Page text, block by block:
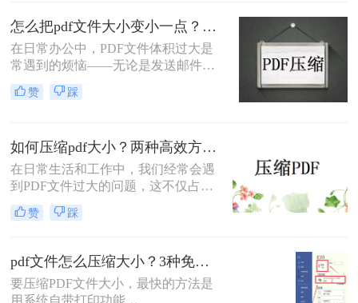
件的方法。
怎么把pdf文件大小变小一点？四种方法对比，一看就懂！
在日常办公中，PDF文件体积过大是
常遇到的烦恼——无论是发送邮件受
限于附件大小，还是上传系统提示文
件超限，都让人头疼。那么，怎么把
解操作步骤，您可根据文件数量、压
缩质量要求和隐私需求快速选择最合
适的方法。
赞 踩
如何压缩pdf大小？两种高效方法详解！
在日常生活和工作中，我们经常会遇
到PDF文件过大的问题，这不仅占用
了大量的存储空间，还降低了文件的
传输效率。因此，掌握几种有效的
何压缩pdf大小呢？本文将介绍两种常
用的PDF压缩方法，以帮助您更好地
压缩PDF文件。
赞 踩
pdf文件怎么压缩大小？3种免费+1种专业方法全攻略（附决策表）！
要压缩PDF文件大小，最快的方法是
用系统自带打印功能